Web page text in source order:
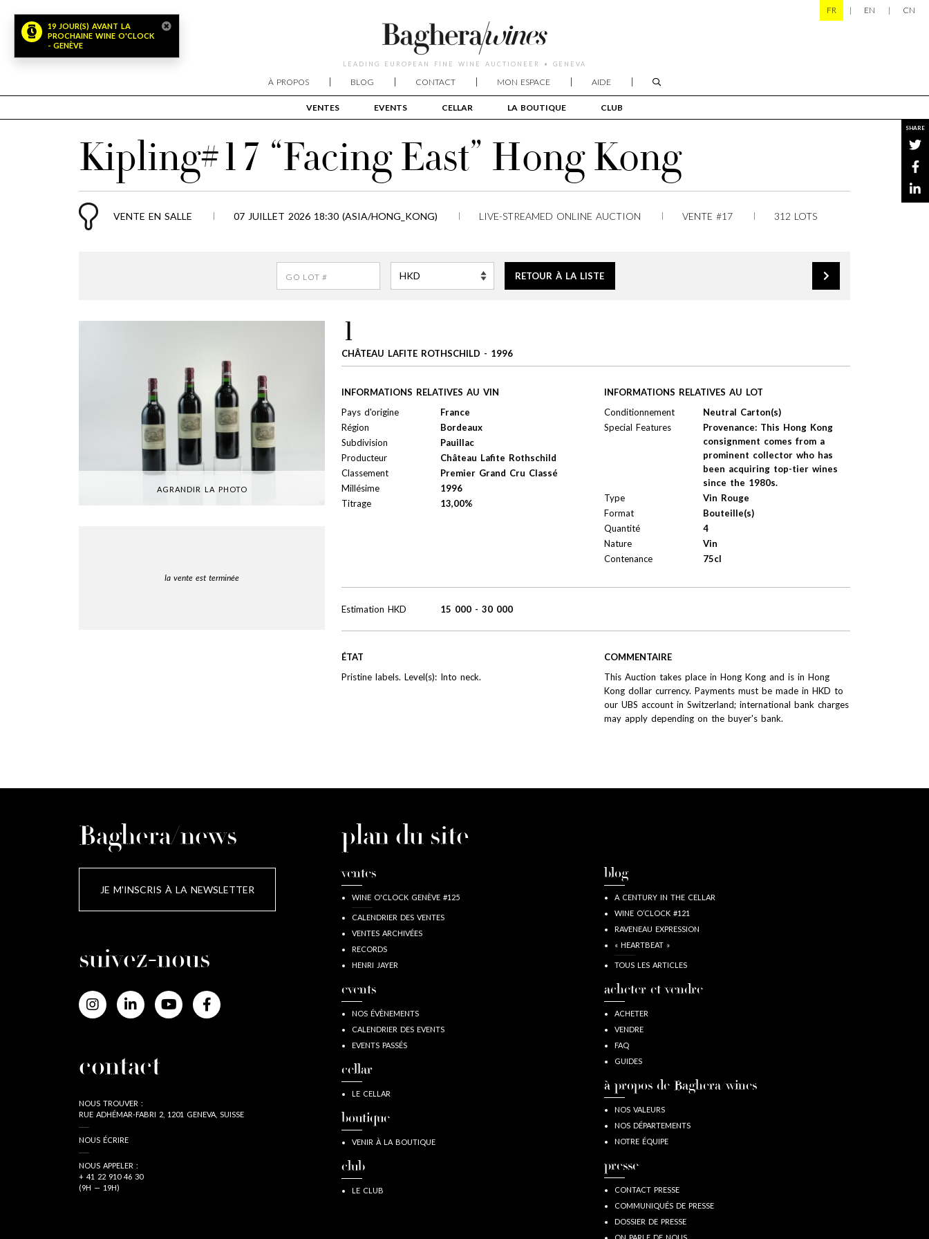
LEADING EUROPEAN FINE WINE AUCTIONEER • GENEVA
VENTES EVENTS CELLAR LA BOUTIQUE CLUB
À PROPOS BLOG CONTACT MON ESPACE AIDE
FR EN CN
19 JOUR(S) AVANT LA
PROCHAINE WINE O'CLOCK
- GENÈVE
SHARE
Kipling#17 “Facing East” Hong Kong
VENTE EN SALLE 07 JUILLET 2026 18:30 (ASIA/HONG_KONG) LIVE-STREAMED ONLINE AUCTION VENTE #17 312 LOTS
RETOUR À LA LISTE
AGRANDIR LA PHOTO
la vente est terminée
1
CHÂTEAU LAFITE ROTHSCHILD - 1996
INFORMATIONS RELATIVES AU VIN
Pays d'origine
France
Région
Bordeaux
Subdivision
Pauillac
Producteur
Château Lafite Rothschild
Classement
Premier Grand Cru Classé
Millésime
1996
Titrage
13,00%
INFORMATIONS RELATIVES AU LOT
Conditionnement
Neutral Carton(s)
Special Features
Provenance: This Hong Kong
consignment comes from a
prominent collector who has
been acquiring top-tier wines
since the 1980s.
Type
Vin Rouge
Format
Bouteille(s)
Quantité
4
Nature
Vin
Contenance
75cl
Estimation HKD 15 000 - 30 000
ÉTAT
Pristine labels. Level(s): Into neck.
COMMENTAIRE
This Auction takes place in Hong Kong and is in Hong
Kong dollar currency. Payments must be made in HKD to
our UBS account in Switzerland; international bank charges
may apply depending on the buyer's bank.
Baghera/news
JE M'INSCRIS À LA NEWSLETTER
suivez-nous
contact
NOUS TROUVER :
RUE ADHÉMAR-FABRI 2, 1201 GENEVA, SUISSE
NOUS ÉCRIRE
NOUS APPELER :
+ 41 22 910 46 30
(9H — 19H)
plan du site
ventes
WINE O'CLOCK GENÈVE #125
CALENDRIER DES VENTES
VENTES ARCHIVÉES
RECORDS
HENRI JAYER
events
NOS ÉVÈNEMENTS
CALENDRIER DES EVENTS
EVENTS PASSÉS
cellar
LE CELLAR
boutique
VENIR À LA BOUTIQUE
club
LE CLUB
blog
A CENTURY IN THE CELLAR
WINE O’CLOCK #121
RAVENEAU EXPRESSION
« HEARTBEAT »
TOUS LES ARTICLES
acheter et vendre
ACHETER
VENDRE
FAQ
GUIDES
à propos de Baghera/wines
NOS VALEURS
NOS DÉPARTEMENTS
NOTRE ÉQUIPE
presse
CONTACT PRESSE
COMMUNIQUÉS DE PRESSE
DOSSIER DE PRESSE